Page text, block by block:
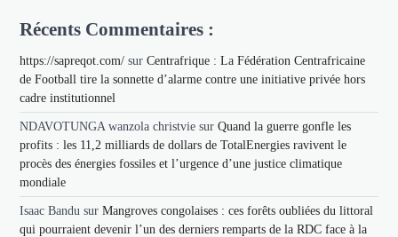
Récents Commentaires :
https://sapreqot.com/ surCentrafrique : La Fédération Centrafricaine
de Football tire la sonnette d’alarme contre une initiative privée hors
cadre institutionnel
NDAVOTUNGA wanzola christvie surQuand la guerre gonfle les
profits : les 11,2 milliards de dollars de TotalEnergies ravivent le
procès des énergies fossiles et l’urgence d’une justice climatique
mondiale
Isaac Bandu surMangroves congolaises : ces forêts oubliées du littoral
qui pourraient devenir l’un des derniers remparts de la RDC face à la